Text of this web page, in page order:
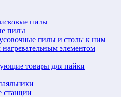
пилы
пилы
пилы и столы к ним
элементом
товары для пайки
станции